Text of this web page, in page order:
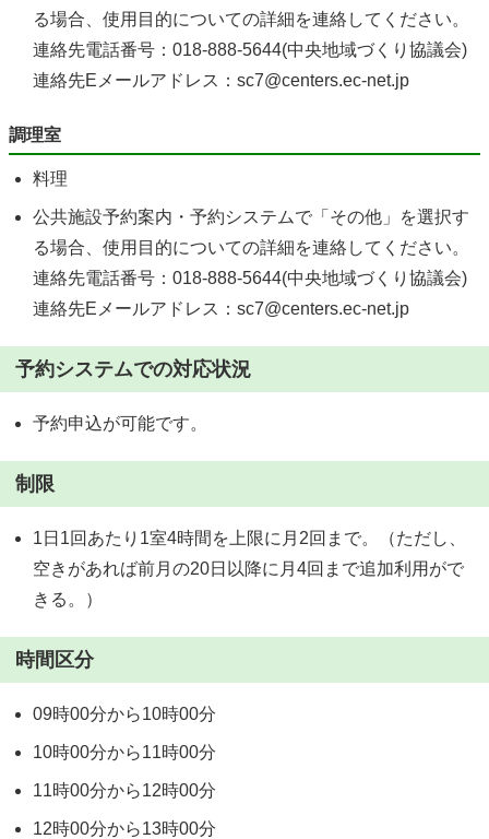
る場合、使用目的についての詳細を連絡してください。
連絡先電話番号：018-888-5644(中央地域づくり協議会)
連絡先Eメールアドレス：sc7@centers.ec-net.jp
調理室
料理
公共施設予約案内・予約システムで「その他」を選択す
る場合、使用目的についての詳細を連絡してください。
連絡先電話番号：018-888-5644(中央地域づくり協議会)
連絡先Eメールアドレス：sc7@centers.ec-net.jp
予約システムでの対応状況
予約申込が可能です。
制限
1日1回あたり1室4時間を上限に月2回まで。（ただし、
空きがあれば前月の20日以降に月4回まで追加利用がで
きる。）
時間区分
09時00分から10時00分
10時00分から11時00分
11時00分から12時00分
12時00分から13時00分